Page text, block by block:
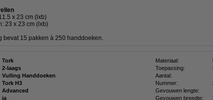
x 23 cm (lxb)
23 x 23 cm (lxb)
bevat 15 pakken à 250 handdoeken.
Tork Materiaal:
2-laags Toepassing:
Vulling Handdoeken Aantal:
Tork H3 Nummer:
Advanced Gevouwen lengte:
ja Gevouwen breedte: